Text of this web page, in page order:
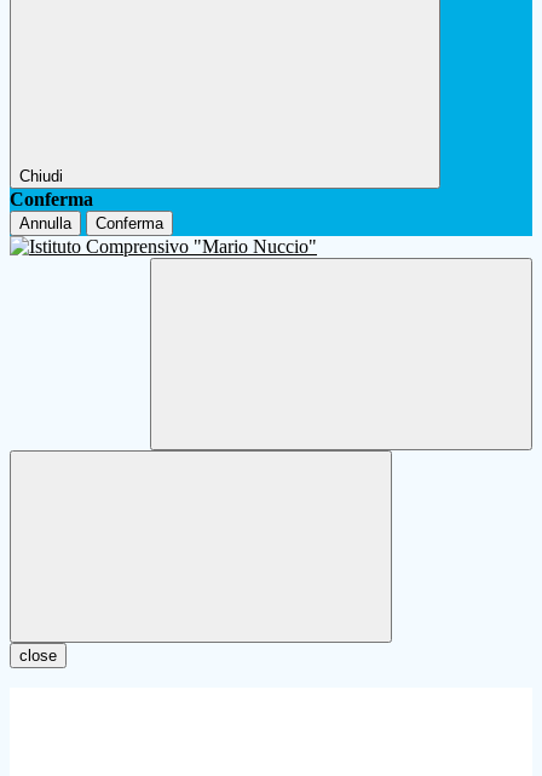
Chiudi
Conferma
Annulla Conferma
close